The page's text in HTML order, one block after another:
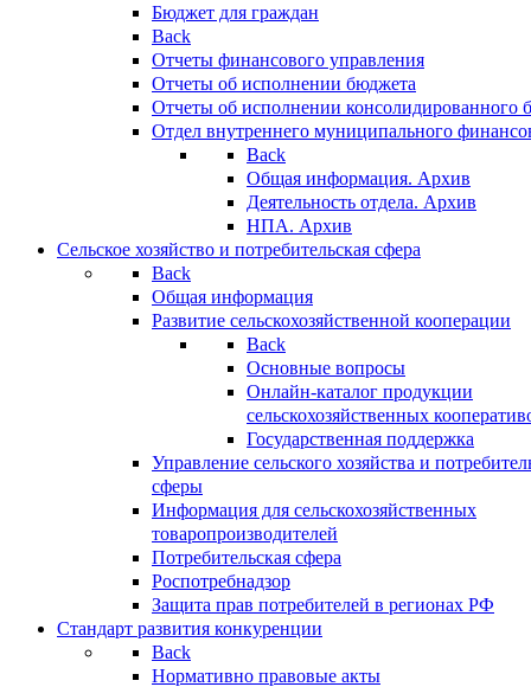
Бюджет для граждан
Back
Отчеты финансового управления
Отчеты об исполнении бюджета
Отчеты об исполнении консолидированного
Отдел внутреннего муниципального
Back
Общая информация. Архив
Деятельность отдела. Архив
НПА. Архив
Сельское хозяйство и потребительская сфера
Back
Общая информация
Развитие сельскохозяйственной кооперации
Back
Основные вопросы
Онлайн-каталог продукции
сельскохозяйственных
Государственная поддержка
Управление сельского хозяйства и
сферы
Информация для сельскохозяйственных
товаропроизводителей
Потребительская сфера
Роспотребнадзор
Защита прав потребителей в регионах РФ
Стандарт развития конкуренции
Back
Нормативно правовые акты